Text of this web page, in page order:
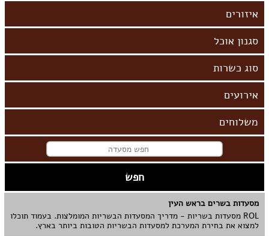
אירועים
משלוחים
מסעדות בשרים בראש העין
ROL מסעדות בשריות - מדריך המסעדות הבשריות המומלצות. בעמוד תוכלו
למצוא את בחירת המערכת למסעדות הבשריות הטובות ביותר בארץ.